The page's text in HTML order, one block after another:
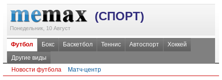
(СПОРТ)
Понедельник, 10 Август
Футбол Бокс Баскетбол Теннис Автоспорт
Хоккей
Другие виды
Новости футбола
Матч-центр